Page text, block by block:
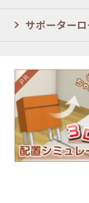
サポーター